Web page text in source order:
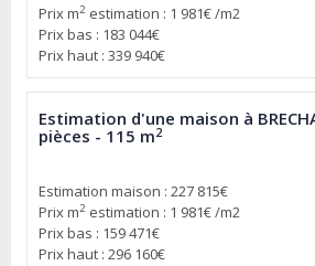
Prix m2 estimation : 1 981€ /m2
Prix bas : 183 044€
Prix haut : 339 940€
Estimation d'une maison à
pièces - 115 m2
Estimation maison : 227 815€
Prix m2 estimation : 1 981€ /m2
Prix bas : 159 471€
Prix haut : 296 160€